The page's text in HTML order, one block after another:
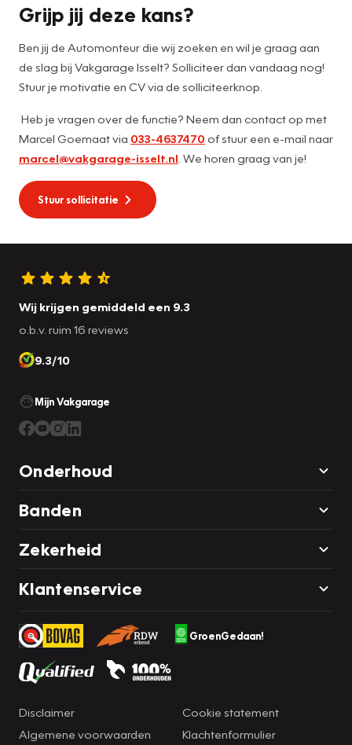
Grijp jij deze kans?
Ben jij de Automonteur die wij zoeken en wil je graag aan
de slag bij Vakgarage Isselt? Solliciteer dan vandaag nog!
Stuur je motivatie en CV via de solliciteerknop.
Heb je vragen over de functie? Neem dan contact op met
Marcel Goemaat via 033-4637470 of stuur een e-mail naar
marcel@vakgarage-isselt.nl . We horen graag van je!
Stuur sollicitatie
Wij krijgen gemiddeld een 9.3
o.b.v. ruim 16 reviews
9.3/10
Mijn Vakgarage
Onderhoud
Banden
Zekerheid
Klantenservice
GroenGedaan!
Disclaimer
Algemene voorwaarden
Cookie statement
Klachtenformulier